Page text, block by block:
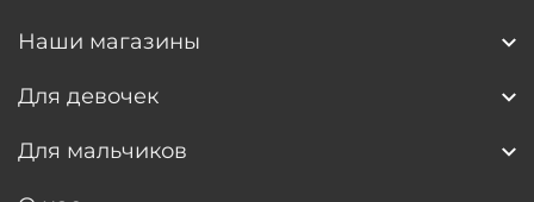
Наши магазины
Для девочек
Для мальчиков